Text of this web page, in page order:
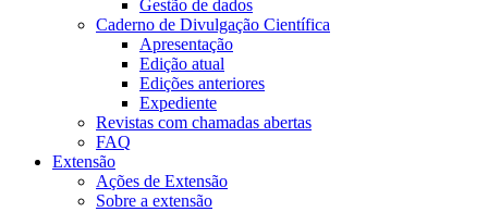
Gestão de dados
Caderno de Divulgação Científica
Apresentação
Edição atual
Edições anteriores
Expediente
Revistas com chamadas abertas
FAQ
Extensão
Ações de Extensão
Sobre a extensão